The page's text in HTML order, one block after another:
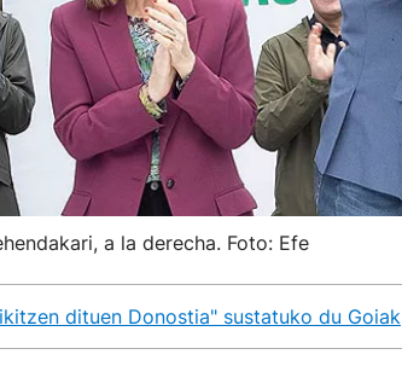
a la derecha. Foto: Efe
dituen Donostia" sustatuko du Goiak